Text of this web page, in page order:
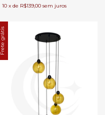
10 x de R$139,00 sem juros
Frete grátis